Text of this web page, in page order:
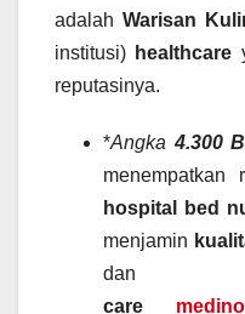
adalah Warisan
institusi) healthcare
reputasinya.
*Angka4.300
hospital bed
menjamin
care